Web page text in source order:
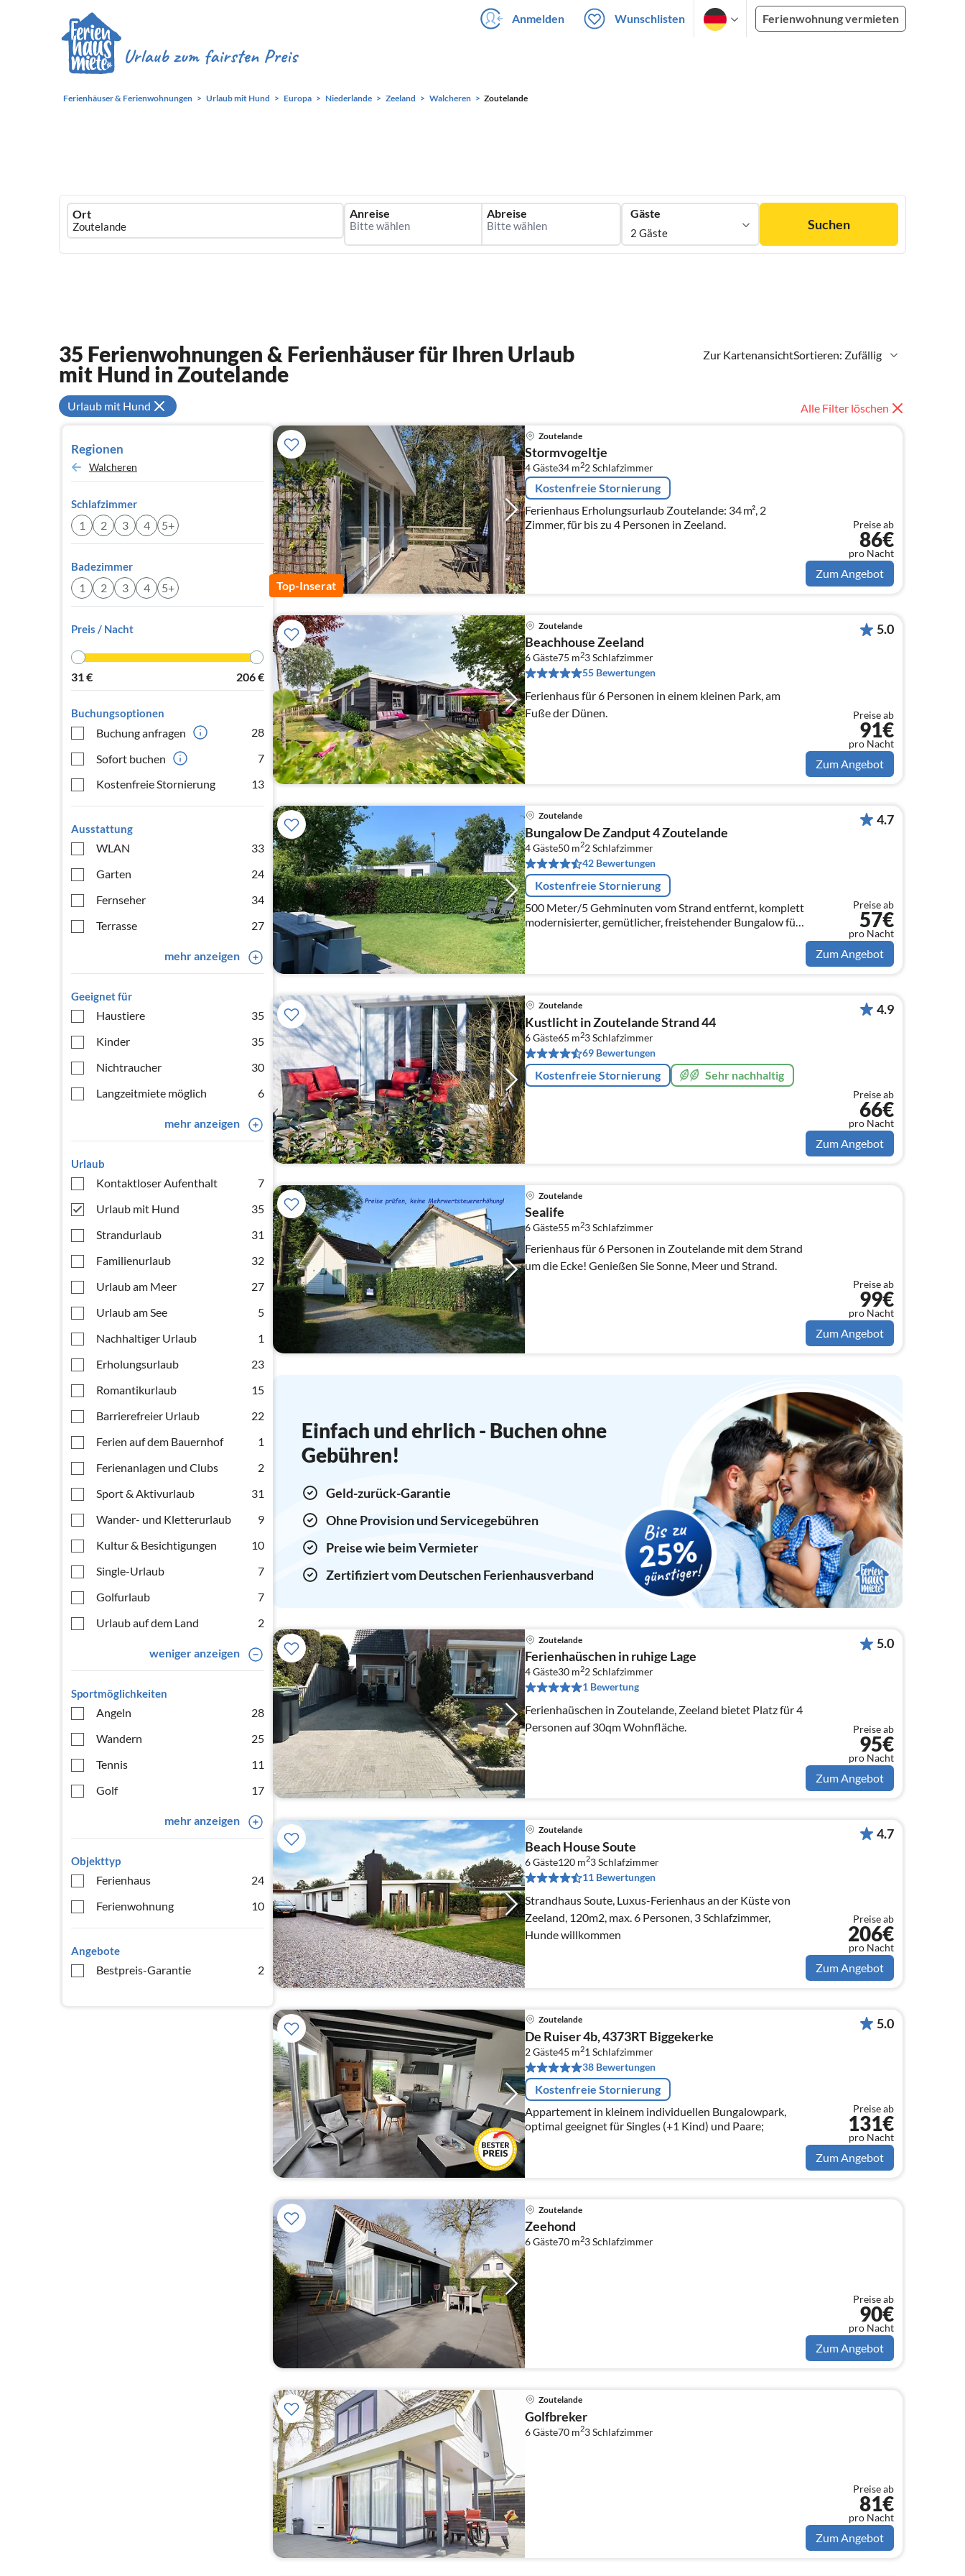
Anmelden Wunschlisten Ferienwohnung vermieten
Ferienhäuser & Ferienwohnungen Urlaub mit Hund Europa Niederlande Zeeland Walcheren Zoutelande
Ferienhausmiete
logo
Ort Anreise Abreise Gäste
2 Gäste
Suchen
Zur KartenansichtSortieren: Zufällig
35 Ferienwohnungen & Ferienhäuser für Ihren Urlaub
mit Hund in Zoutelande
Urlaub mit Hund Alle Filter löschen
Regionen
Walcheren
Schlafzimmer
1 2 3 4 5+
Badezimmer
1 2 3 4 5+
Preis / Nacht
31€ 206€
Buchungsoptionen
Buchung anfragen
28
Sofort buchen
7
Kostenfreie Stornierung
13
Ausstattung
WLAN
33
Garten
24
Fernseher
34
Terrasse
27
mehr anzeigen
Geeignet für
Haustiere
35
Kinder
35
Nichtraucher
30
Langzeitmiete möglich
6
mehr anzeigen
Urlaub
Kontaktloser Aufenthalt
7
Urlaub mit Hund
35
Strandurlaub
31
Familienurlaub
32
Urlaub am Meer
27
Urlaub am See
5
Nachhaltiger Urlaub
1
Erholungsurlaub
23
Romantikurlaub
15
Barrierefreier Urlaub
22
Ferien auf dem Bauernhof
1
Ferienanlagen und Clubs
2
Sport & Aktivurlaub
31
Wander- und Kletterurlaub
9
Kultur & Besichtigungen
10
Single-Urlaub
7
Golfurlaub
7
Urlaub auf dem Land
2
weniger anzeigen
Sportmöglichkeiten
Angeln
28
Wandern
25
Tennis
11
Golf
17
mehr anzeigen
Objekttyp
Ferienhaus
24
Ferienwohnung
10
Angebote
Bestpreis-Garantie 2
Top-Inserat
Zoutelande
Stormvogeltje
4 Gäste34 m22Schlafzimmer
Kostenfreie Stornierung
Ferienhaus Erholungsurlaub Zoutelande: 34 m², 2
Zimmer, für bis zu 4 Personen in Zeeland.
Preise ab
86€
pro Nacht
Zum Angebot
Zoutelande
Beachhouse Zeeland
6 Gäste75 m23Schlafzimmer
55 Bewertungen
Ferienhaus für 6 Personen in einem kleinen Park, am
Fuße der Dünen.
5.0
Preise ab
91€
pro Nacht
Zum Angebot
Zoutelande
Bungalow De Zandput 4 Zoutelande
4 Gäste50 m22Schlafzimmer
42 Bewertungen
Kostenfreie Stornierung
500 Meter/5 Gehminuten vom Strand entfernt, komplett
modernisierter, gemütlicher, freistehender Bungalow für
4 Personen im Jahr 2022 mit sonnigem, privatem Garten
rundherum.
4.7
Preise ab
57€
pro Nacht
Zum Angebot
Zoutelande
Kustlicht in Zoutelande Strand 44
6 Gäste65 m23Schlafzimmer
69 Bewertungen
Kostenfreie Stornierung Sehr nachhaltig
4.9
Preise ab
66€
pro Nacht
Zum Angebot
Zoutelande
Sealife
6 Gäste55 m23Schlafzimmer
Ferienhaus für 6 Personen in Zoutelande mit dem Strand
um die Ecke! Genießen Sie Sonne, Meer und Strand.
Preise ab
99€
pro Nacht
Zum Angebot
Einfach und ehrlich - Buchen ohne
Gebühren!
Geld-zurück-Garantie
Ohne Provision und Servicegebühren
Preise wie beim Vermieter
Zertifiziert vom Deutschen Ferienhausverband
Zoutelande
Ferienhaüschen in ruhige Lage
4 Gäste30 m22Schlafzimmer
1 Bewertung
Ferienhaüschen in Zoutelande, Zeeland bietet Platz für 4
Personen auf 30qm Wohnfläche.
5.0
Preise ab
95€
pro Nacht
Zum Angebot
Zoutelande
Beach House Soute
6 Gäste120 m23Schlafzimmer
11 Bewertungen
Strandhaus Soute, Luxus-Ferienhaus an der Küste von
Zeeland, 120m2, max. 6 Personen, 3 Schlafzimmer,
Hunde willkommen
4.7
Preise ab
206€
pro Nacht
Zum Angebot
Zoutelande
De Ruiser 4b, 4373RT Biggekerke
2 Gäste45 m21 Schlafzimmer
38 Bewertungen
Kostenfreie Stornierung
Appartement in kleinem individuellen Bungalowpark,
optimal geeignet für Singles (+1 Kind) und Paare;
5.0
Preise ab
131€
pro Nacht
Zum Angebot
Zoutelande
Zeehond
6 Gäste70 m23Schlafzimmer
Preise ab
90€
pro Nacht
Zum Angebot
Zoutelande
Golfbreker
6 Gäste70 m23Schlafzimmer
Preise ab
81€
pro Nacht
Zum Angebot